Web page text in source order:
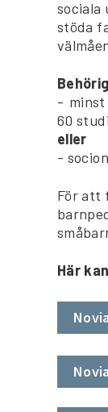
sociala
stöda
- minst
60
eller
-
För att
Här